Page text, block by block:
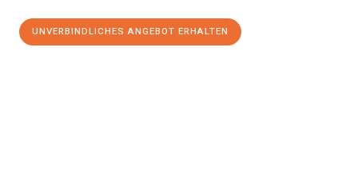
UNVERBINDLICHES ANGEBOT ERHALTEN